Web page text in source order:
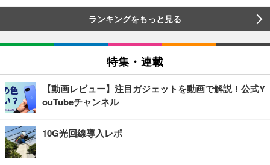
ランキングをもっと見る
特集・連載
【動画レビュー】注目ガジェットを動画で解説！公式Y
ouTubeチャンネル
10G光回線導入レポ